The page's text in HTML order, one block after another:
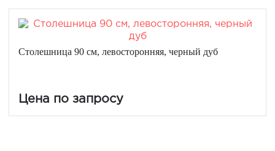
Столешница 90 см, левосторонняя, черный дуб
Цена по запросу